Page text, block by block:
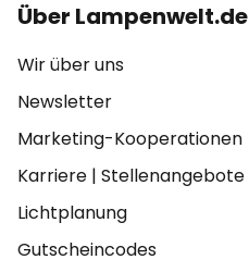
Über Lampenwelt.de
Wir über uns
Newsletter
Marketing-Kooperationen
Karriere | Stellenangebote
Lichtplanung
Gutscheincodes